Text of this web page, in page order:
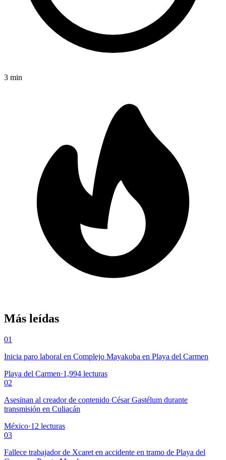
3 min
Más leídas
01
Inicia paro laboral en Complejo Mayakoba en Playa del Carmen
Playa del Carmen·1,994 lecturas
02
Asesinan al creador de contenido César Gastélum durante
transmisión en Culiacán
México·12 lecturas
03
Fallece trabajador de Xcaret en accidente en tramo de Playa del